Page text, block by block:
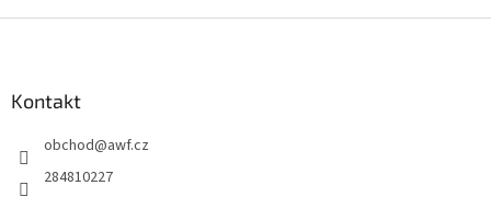
Kontakt
obchod@awf.cz
284810227